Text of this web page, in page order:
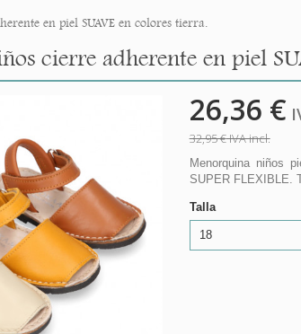
en piel SUAVE en colores tierra.
cierre adherente en piel
26,36 €
32,95 €IVA incl.
Menorquina niños
SUPER FLEXIBLE.
Talla
18